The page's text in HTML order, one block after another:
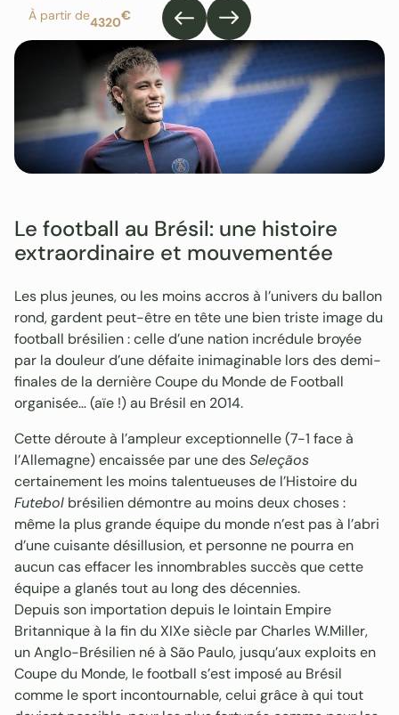
À partir de4320€
Le football au Brésil: une histoire
extraordinaire et mouvementée
Les plus jeunes, ou les moins accros à l’univers du ballon
rond, gardent peut-être en tête une bien triste image du
football brésilien : celle d’une nation incrédule broyée
par la douleur d’une défaite inimaginable lors des demi-
finales de la dernière Coupe du Monde de Football
organisée… (aïe !) au Brésil en 2014.
Cette déroute à l’ampleur exceptionnelle (7-1 face à
l’Allemagne) encaissée par une desSeleçãos
certainement les moins talentueuses de l’Histoire du
Futebol brésilien démontre au moins deux choses :
même la plus grande équipe du monde n’est pas à l’abri
d’une cuisante désillusion, et personne ne pourra en
aucun cas effacer les innombrables succès que cette
équipe a glanés tout au long des décennies.
Depuis son importation depuis le lointain Empire
Britannique à la fin du XIXe siècle par Charles W.Miller,
un Anglo-Brésilien né à São Paulo, jusqu’aux exploits en
Coupe du Monde, le football s’est imposé au Brésil
comme le sport incontournable, celui grâce à qui tout